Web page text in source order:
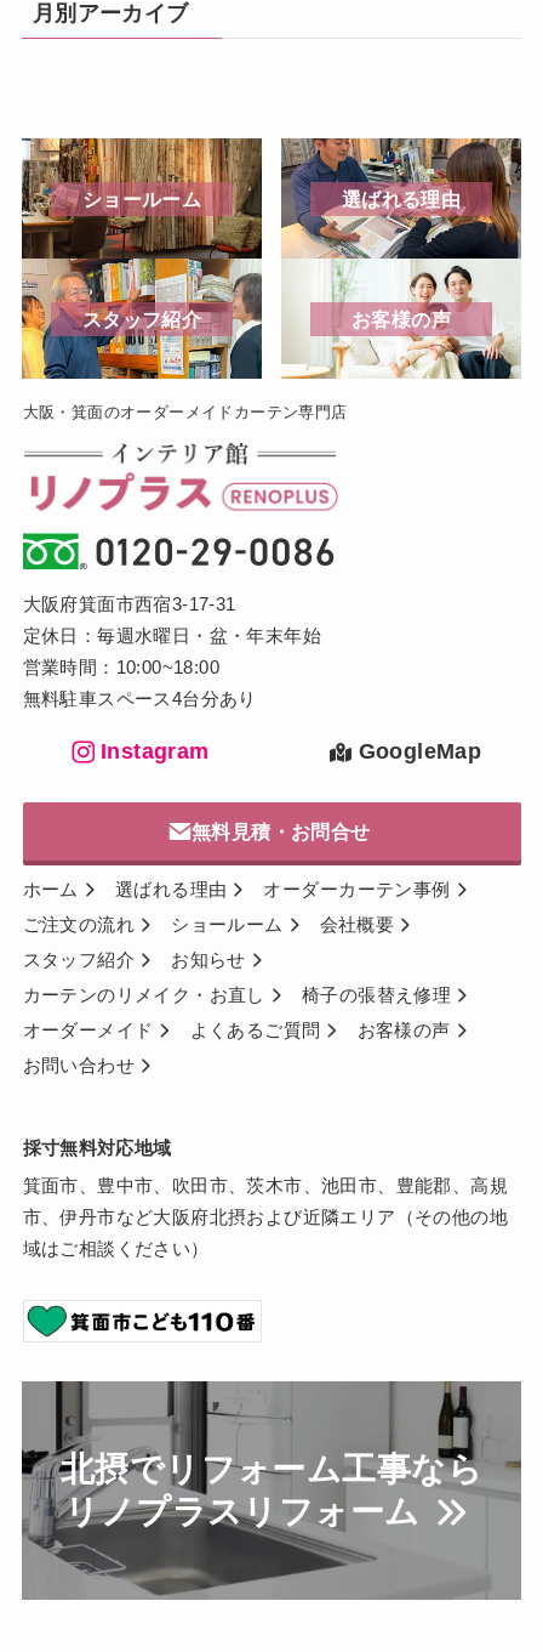
月別アーカイブ
ショールーム 選ばれる理由
スタッフ紹介 お客様の声
大阪・箕面のオーダーメイドカーテン専門店
大阪府箕面市西宿3-17-31
定休日：毎週水曜日・盆・年末年始
営業時間：10:00~18:00
無料駐車スペース4台分あり
Instagram GoogleMap
無料見積・お問合せ
ホーム 選ばれる理由
オーダーカーテン事例
ご注文の流れ
ショールーム
会社概要
スタッフ紹介
お知らせ
カーテンのリメイク・お直し
椅子の張替え修理
オーダーメイド
よくあるご質問
お客様の声
お問い合わせ
採寸無料対応地域
箕面市、豊中市、吹田市、茨木市、池田市、豊能郡、高規
市、伊丹市など大阪府北摂および近隣エリア（その他の地
域はご相談ください）
北摂でリフォーム工事なら
リノプラスリフォーム